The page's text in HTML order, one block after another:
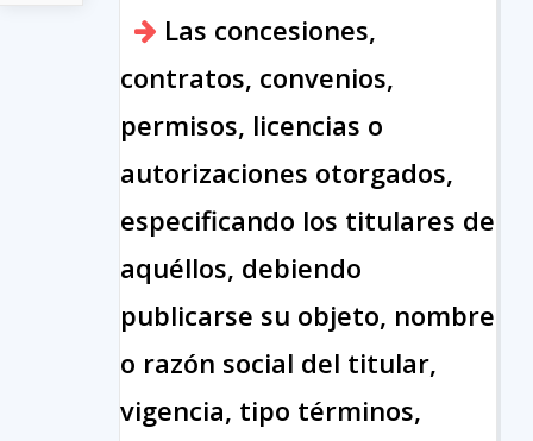
Las concesiones,
contratos, convenios,
permisos, licencias o
autorizaciones otorgados,
especificando los titulares de
aquéllos, debiendo
publicarse su objeto, nombre
o razón social del titular,
vigencia, tipo términos,